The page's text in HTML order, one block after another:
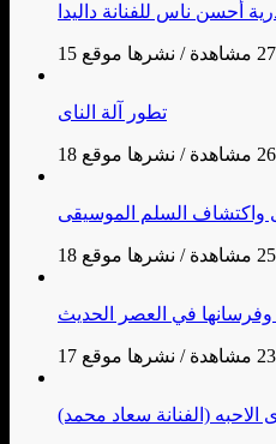
أحسن ناس للفنانة داليدا
/
تطور آلة الناى
/
واكتشاف السلم الموسيقى
/
وفرسانها في العصر الحديث
/
الاحبه (الفنانة سعاد محمد)